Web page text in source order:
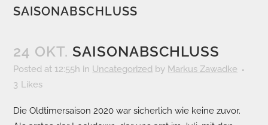
SAISONABSCHLUSS
24 OKT. SAISONABSCHLUSS
Posted at 12:55h in Uncategorized by Markus Zawadke
3 Likes
Die Oldtimersaison 2020 war sicherlich wie keine zuvor.